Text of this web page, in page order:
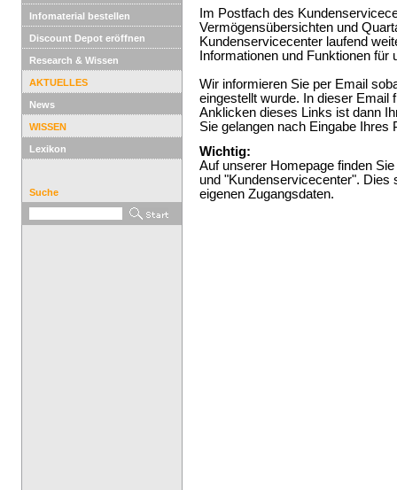
Infomaterial bestellen
Discount Depot eröffnen
Research & Wissen
AKTUELLES
News
WISSEN
Lexikon
Suche
Im Postfach des
Vermögensübersichten und
Kundenservicecenter laufend
Informationen und Funktionen für
Wir informieren Sie per Email
eingestellt wurde. In dieser Email
Anklicken dieses Links ist dann
Sie gelangen nach Eingabe
Wichtig:
Auf unserer Homepage finden
und "Kundenservicecenter". Dies
eigenen Zugangsdaten.